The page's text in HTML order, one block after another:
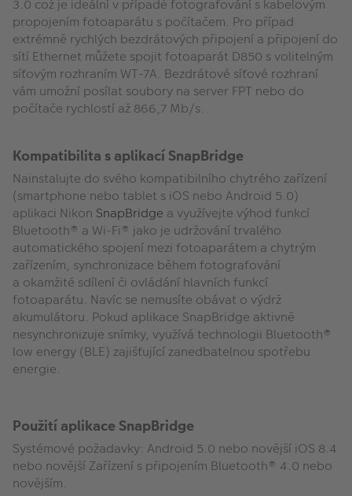
3.0 což je ideální v případě fotografování s kabelovým
propojením fotoaparátu s počítačem. Pro případ
extrémně rychlých bezdrátových připojení a připojení do
sítí Ethernet můžete spojit fotoaparát D850 s volitelným
síťovým rozhraním WT-7A. Bezdrátové síťové rozhraní
vám umožní posílat soubory na server FPT nebo do
počítače rychlostí až 866,7 Mb/s.
Kompatibilita s aplikací SnapBridge
Nainstalujte do svého kompatibilního chytrého zařízení
(smartphone nebo tablet s iOS nebo Android 5.0)
aplikaci Nikon SnapBridge a využívejte výhod funkcí
Bluetooth® a Wi-Fi® jako je udržování trvalého
automatického spojení mezi fotoaparátem a chytrým
zařízením, synchronizace během fotografování
a okamžité sdílení či ovládání hlavních funkcí
fotoaparátu. Navíc se nemusíte obávat o výdrž
akumulátoru. Pokud aplikace SnapBridge aktivně
nesynchronizuje snímky, využívá technologii Bluetooth®
low energy (BLE) zajišťující zanedbatelnou spotřebu
energie.
Použití aplikace SnapBridge
Systémové požadavky: Android 5.0 nebo novější iOS 8.4
nebo novější Zařízení s připojením Bluetooth® 4.0 nebo
novějším.